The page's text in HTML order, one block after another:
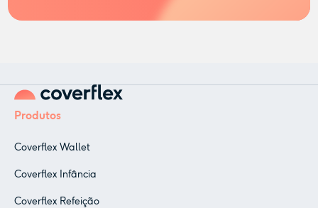
Produtos
Coverflex Wallet
Coverflex Infância
Coverflex Refeição